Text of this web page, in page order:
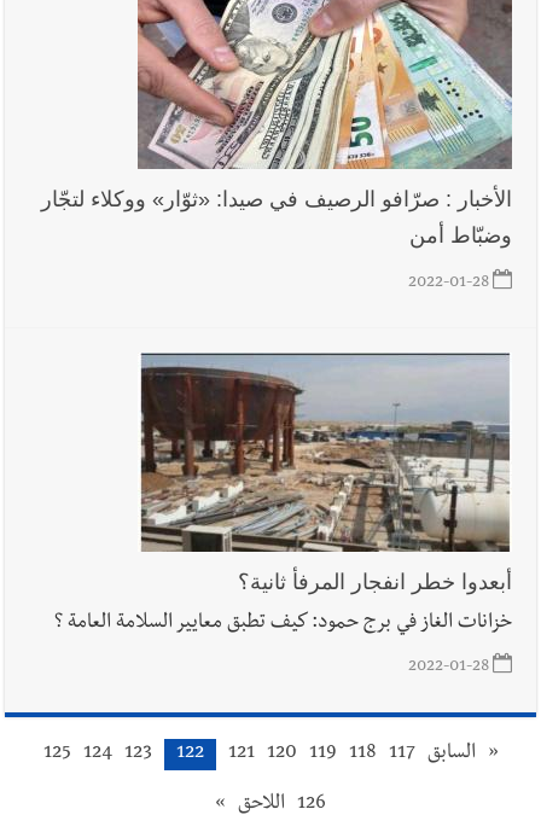
الأخبار : صرّافو الرصيف في صيدا: «ثوّار» ووكلاء لتجّار
وضبّاط أمن
2022-01-28
أبعدوا خطر انفجار المرفأ ثانية؟
خزانات الغاز في برج حمود: كيف تطبق معايير السلامة العامة ؟
2022-01-28
« السابق 117
118
119
120
121
122
123
124
125
126 اللاحق »